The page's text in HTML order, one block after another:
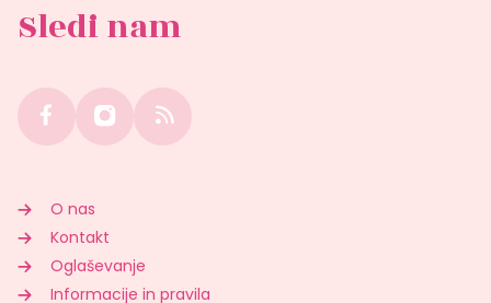
Sledi nam
O nas
Kontakt
Oglaševanje
Informacije in pravila